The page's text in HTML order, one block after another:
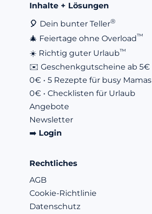
Inhalte + Lösungen
🎈 Dein bunter Teller®
🎄 Feiertage ohne Overload™
☀️ Richtig guter Urlaub™
✉️ Geschenkgutscheine ab 5€
0€ • 5 Rezepte für busy Mamas
0€ • Checklisten für Urlaub
Angebote
Newsletter
➡️ Login
Rechtliches
AGB
Cookie-Richtlinie
Datenschutz